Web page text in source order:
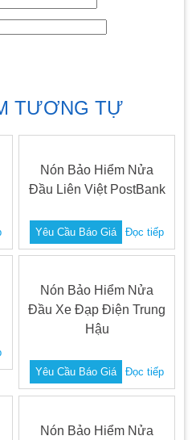
TƯƠNG TỰ
Nón Bảo Hiểm Nửa
Đầu Liên Việt PostBank
Yêu Cầu Báo Giá Đọc tiếp
Nón Bảo Hiểm Nửa
Đầu Xe Đạp Điện Trung
Hậu
Yêu Cầu Báo Giá Đọc tiếp
Nón Bảo Hiểm Nửa